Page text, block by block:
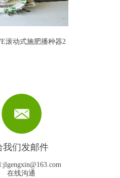
滚动式施肥播种器2
我们发邮件
在线沟通